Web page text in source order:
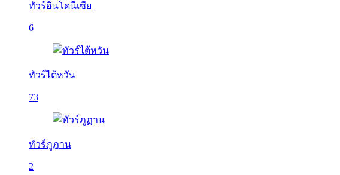
ทัวร์อินโดนีเซีย
6
ทัวร์ไต้หวัน
73
ทัวร์ภูฏาน
2